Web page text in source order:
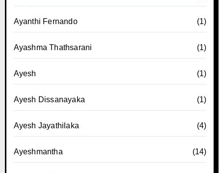
Ayanthi Fernando (1)
Ayashma Thathsarani (1)
Ayesh (1)
Ayesh Dissanayaka (1)
Ayesh Jayathilaka (4)
Ayeshmantha (14)